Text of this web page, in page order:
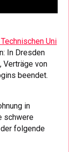
Uni
In Dresden
Verträge von
beendet.
in
schwere
folgende